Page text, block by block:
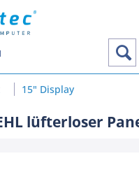
15" Display
lüfterloser